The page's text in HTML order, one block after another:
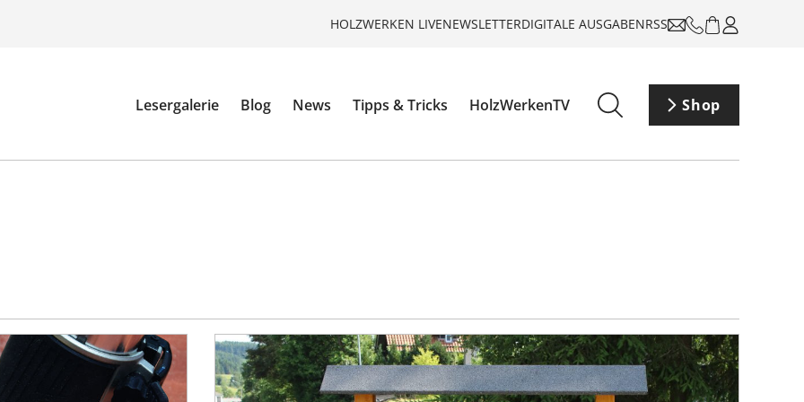
HOLZWERKEN LIVENEWSLETTERDIGITALE AUSGABENRSS
Lesergalerie Blog News Tipps & Tricks HolzWerkenTV Shop